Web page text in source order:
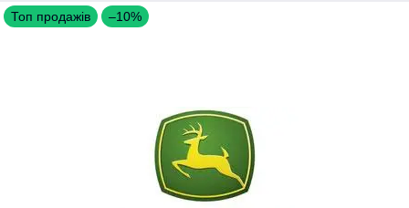
Топ продажів –10%